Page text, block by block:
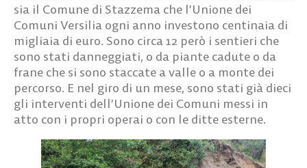
sia il Comune di Stazzema che l’Unione dei
Comuni Versilia ogni anno investono centinaia di
migliaia di euro. Sono circa 12 però i sentieri che
sono stati danneggiati, o da piante cadute o da
frane che si sono staccate a valle o a monte dei
percorso. E nel giro di un mese, sono stati già dieci
gli interventi dell’Unione dei Comuni messi in
atto con i propri operai o con le ditte esterne.